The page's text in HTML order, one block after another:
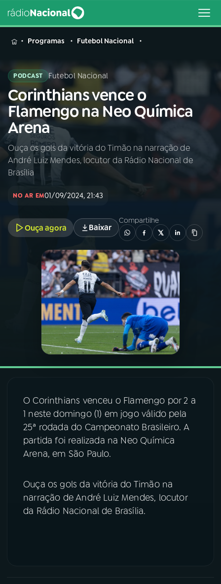
MENU
Buscar
na
Rádio
Nacional
Buscar
AO VIVO
INÍCIO
PROGRAMAS
PODCASTS
VIDEOCASTS
ACOMPANHE A RÁDIO NACIONAL
YouTube
Instagram X
TikTok
Programas Futebol Nacional
PODCAST Futebol Nacional
Corinthians vence o
Flamengo na Neo Química
Arena
Ouça os gols da vitória do Timão na narração de
André Luiz Mendes, locutor da Rádio Nacional de
Brasília
NO AR EM01/09/2024, 21:43
Ouça agora Baixar
Compartilhe
O Corinthians venceu o Flamengo por 2 a
1 neste domingo (1) em jogo válido pela
25ª rodada do Campeonato Brasileiro. A
partida foi realizada na Neo Química
Arena, em São Paulo.
Ouça os gols da vitória do Timão na
narração de André Luiz Mendes, locutor
da Rádio Nacional de Brasília.